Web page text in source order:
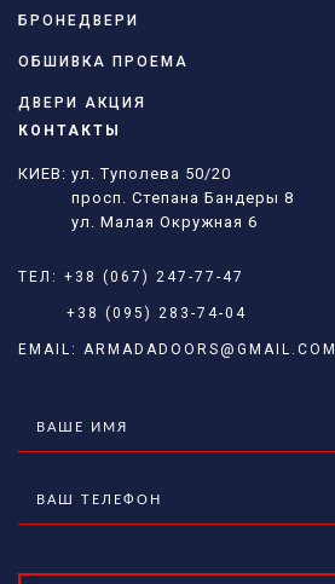
БРОНЕДВЕРИ
ОБШИВКА ПРОЕМА
ДВЕРИ АКЦИЯ
КОНТАКТЫ
КИЕВ: ул. Туполева 50/20
просп. Степана Бандеры 8
ул. Малая Окружная 6
ТЕЛ: +38 (067) 247-77-47
+38 (095) 283-74-04
EMAIL: ARMADADOORS@GMAIL.COM